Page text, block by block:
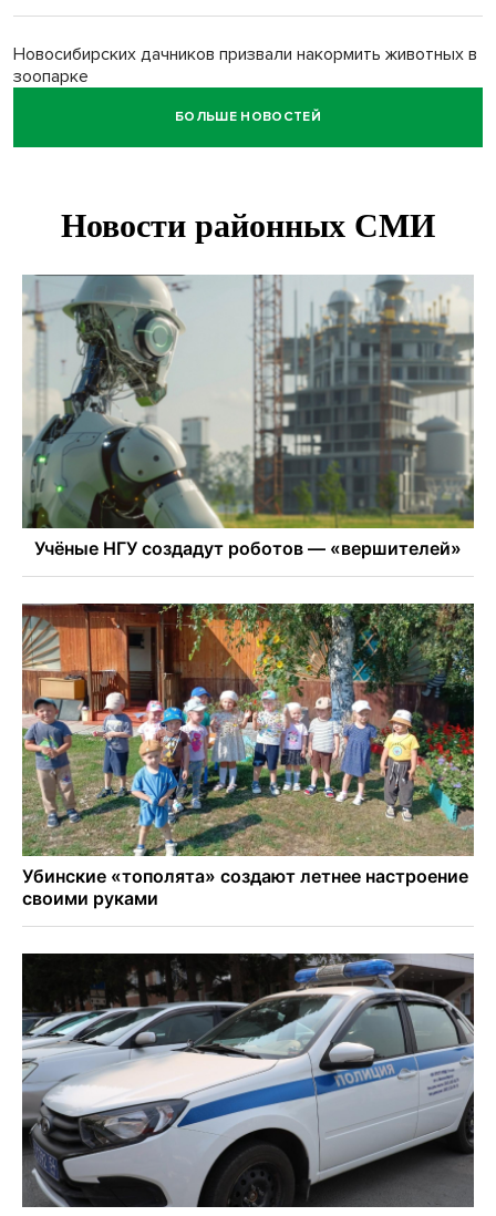
Новосибирских дачников призвали накормить животных в
зоопарке
Движение на три месяца ограничат на трассе
Новосибирских школьников обязали кормить
Июль-2026 вошел в топ-6 самых жарких за все время
метеонаблюдений в Новосибирске
Секрет при выборе макарон раскрыла новосибирцам
эксперт Ольга Широкова
БОЛЬШЕ НОВОСТЕЙ